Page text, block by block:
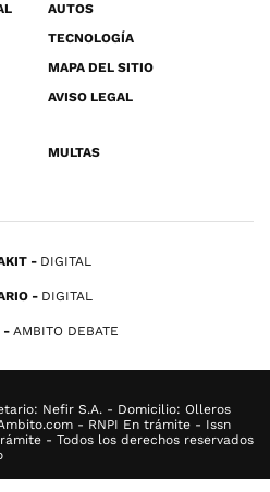
AUTOS
TECNOLOGÍA
MAPA DEL SITIO
AVISO LEGAL
MULTAS
DIGITAL
DIGITAL
AMBITO DEBATE
Nefir S.A. - Domicilio: Olleros
- RNPI En trámite - Issn
- Todos los derechos reservados